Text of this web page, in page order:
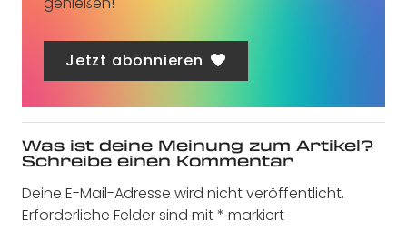
Jetzt abonnieren
Was ist deine Meinung zum Artikel?
Schreibe einen Kommentar
Deine E-Mail-Adresse wird nicht veröffentlicht.
Erforderliche Felder sind mit* markiert